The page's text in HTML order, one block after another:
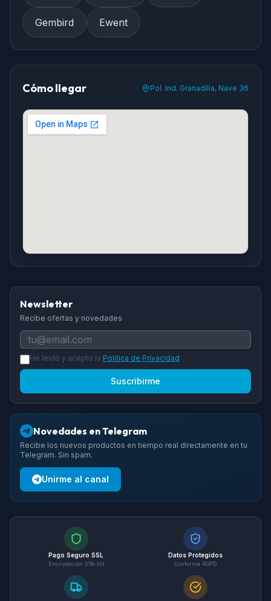
Gembird Ewent
Cómo llegar Pol. Ind. Granadilla, Nave 36
Newsletter
Recibe ofertas y novedades
He leido y acepto la Politica de Privacidad
Suscribirme
Novedades en Telegram
Recibe los nuevos productos en tiempo real directamente en tu
Telegram. Sin spam.
Unirme al canal
Pago Seguro SSL
Encriptación 256-bit
Datos Protegidos
Conforme RGPD